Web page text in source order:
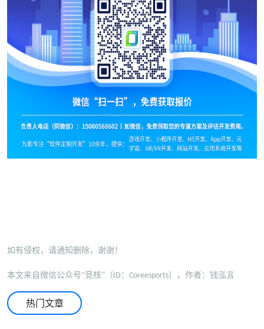
如有侵权，请通知删除，谢谢！
本文来自微信公众号“竞核”（ID ： Coreesports），作者：钱泓言
热门文章